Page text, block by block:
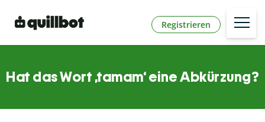
Registrieren
Hat das Wort ‚tamam‘ eine Abkürzung?